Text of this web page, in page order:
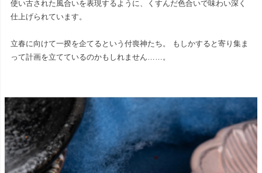
使い古された風合いを表現するように、くすんだ色合いで味わい深く
仕上げられています。
立春に向けて一揆を企てるという付喪神たち。 もしかすると寄り集ま
って計画を立てているのかもしれません……。